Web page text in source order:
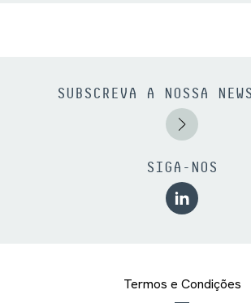
SUBSCREVA A NOSSA
SIGA-NOS
Termos e Condições